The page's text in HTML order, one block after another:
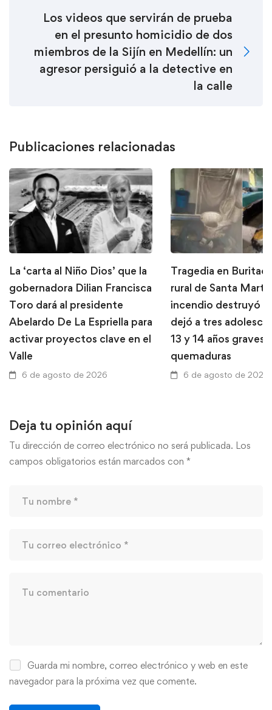
Los videos que servirán de prueba
en el presunto homicidio de dos
miembros de la Sijín en Medellín: un
agresor persiguió a la detective en
la calle
Publicaciones relacionadas
La ‘carta al Niño Dios’ que la
gobernadora Dilian Francisca
Toro dará al presidente
Abelardo De La Espriella para
activar proyectos clave en el
Valle
6 de agosto de 2026
Tragedia en
rural de Santa
incendio destruyó
dejó a tres
13 y 14 años graves
quemaduras
6 de agosto de 2026
Deja tu opinión aquí
Tu dirección de correo electrónico no será publicada. Los
campos obligatorios están marcados con *
Guarda mi nombre, correo electrónico y web en este
navegador para la próxima vez que comente.